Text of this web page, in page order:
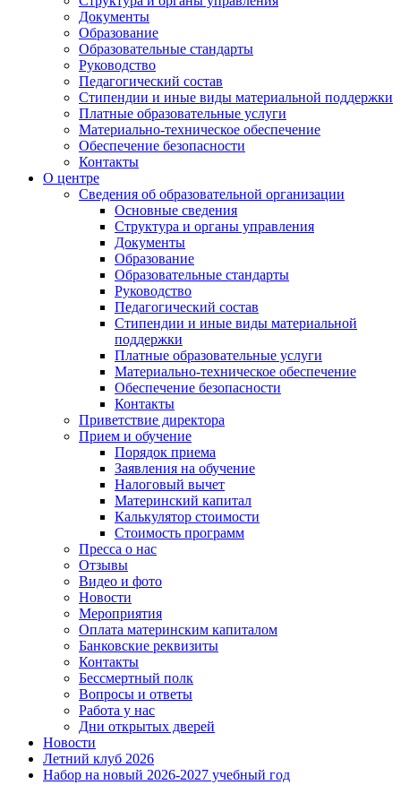
Документы
Образование
Образовательные стандарты
Руководство
Педагогический состав
Стипендии и иные виды материальной поддержки
Платные образовательные услуги
Материально-техническое обеспечение
Обеспечение безопасности
Контакты
О центре
Сведения об образовательной организации
Основные сведения
Структура и органы управления
Документы
Образование
Образовательные стандарты
Руководство
Педагогический состав
Стипендии и иные виды материальной
поддержки
Платные образовательные услуги
Материально-техническое обеспечение
Обеспечение безопасности
Контакты
Приветствие директора
Прием и обучение
Порядок приема
Заявления на обучение
Налоговый вычет
Материнский капитал
Калькулятор стоимости
Стоимость программ
Пресса о нас
Отзывы
Видео и фото
Новости
Мероприятия
Оплата материнским капиталом
Банковские реквизиты
Контакты
Бессмертный полк
Вопросы и ответы
Работа у нас
Дни открытых дверей
Новости
Летний клуб 2026
Набор на новый 2026-2027 учебный год